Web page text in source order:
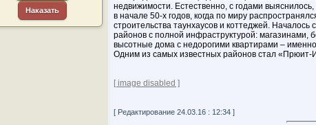
Наказать
недвижимости. Естественно, с годами
в начале 50-х годов, когда по миру
строительства таунхаусов и коттеджей.
районов с полной инфраструктурой:
высотные дома с недорогими квартирами –
Одним из самых известных районов стал
[ image disabled ]
[ Редактирование 24.03.16 : 12:34 ]